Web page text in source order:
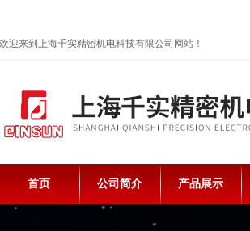
欢迎来到上海千实精密机电科技有限公司网站！
首页 公司简介 产品展示